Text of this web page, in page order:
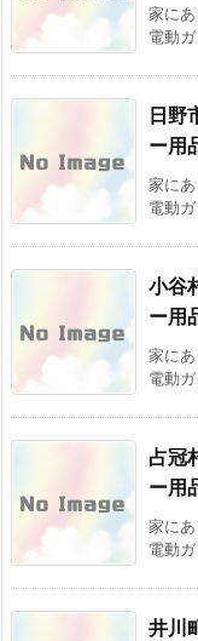
家に
電動
日野
ー用
家に
電動
小谷
ー用
家に
電動
占冠
ー用
家に
電動
井川